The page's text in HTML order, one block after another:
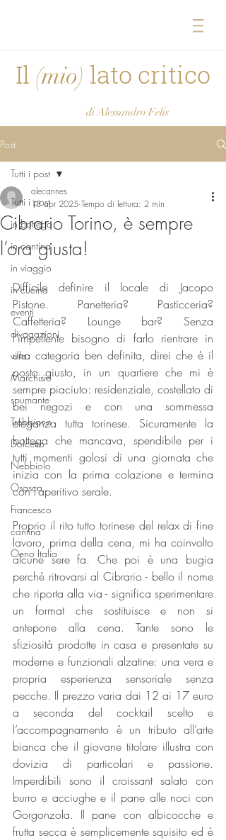
Il (mio) lato critico
di Alessandro Felis
Post
Tutti i post
in bottega
in cantina
in viaggio
in cucina
eventi
divagazioni
villa
Marchisio
spumante
Trebbiano
Dolcetto
Nebbiolo
Osasca
Francesco
cantina
Oeno Italia
Tutti i post
Cibrario Torino, è sempre
l’ora giusta!
alecannes
13 apr 2025 Tempo di lettura: 2 min
Difficile definire il locale di Jacopo
Pistone. Panetteria? Pasticceria?
Caffetteria? Lounge bar? Senza
l’impellente bisogno di farlo rientrare in
una categoria ben definita, direi che è il
posto giusto, in un quartiere che mi è
sempre piaciuto: residenziale, costellato di
bei negozi e con una sommessa
eleganza tutta torinese. Sicuramente la
bottega che mancava, spendibile per i
tutti momenti golosi di una giornata che
inizia con la prima colazione e termina
con l’aperitivo serale.
Proprio il rito tutto torinese del relax di fine
lavoro, prima della cena, mi ha coinvolto
alcune sere fa. Che poi è una bugia
perché ritrovarsi al Cibrario - bello il nome
che riporta alla via - significa sperimentare
un format che sostituisce e non si
antepone alla cena. Tante sono le
sfiziosità prodotte in casa e presentate su
moderne e funzionali alzatine: una vera e
propria esperienza sensoriale senza
pecche. Il prezzo varia dai 12 ai 17 euro
a seconda del cocktail scelto e
l’accompagnamento è un tributo all’arte
bianca che il giovane titolare illustra con
dovizia di particolari e passione.
Imperdibili sono il croissant salato con
burro e acciughe e il pane alle noci con
Gorgonzola. Il pane con albicocche e
frutta secca è semplicemente squisito ed è